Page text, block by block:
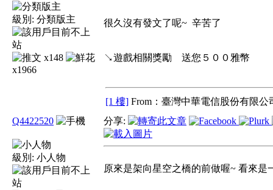
級別: 分類版主
x148
x1966
很久沒有發文了呢~ 辛苦了
↘遊戲相關獎勵 送您５００雅幣
[1 樓] From：臺灣中華電信股份有限公
Q4422520
級別: 小人物
分享:
原來是架向星空之橋的前做喔~ 看來